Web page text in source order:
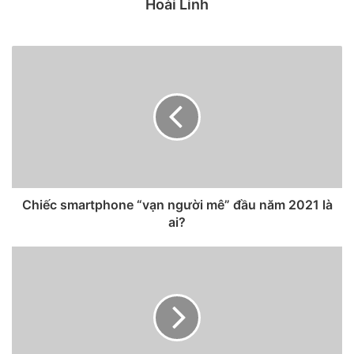
iPhone 8 là chiếc iPhone cao cấp cuối cùng có phong cách
Hoài Linh
Chiếc smartphone “vạn người mê” đầu năm 2021 là
ai?